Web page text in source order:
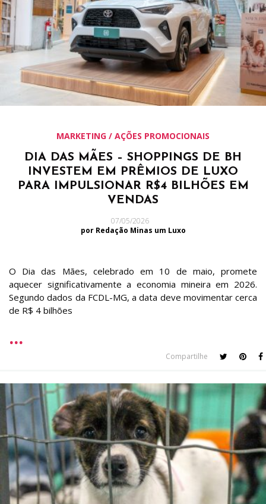
MARKETING / AÇÕES PROMOCIONAIS
DIA DAS MÃES – SHOPPINGS DE BH
INVESTEM EM PRÊMIOS DE LUXO
PARA IMPULSIONAR R$4 BILHÕES EM
VENDAS
07/05/2026
por Redação Minas um Luxo
O Dia das Mães, celebrado em 10 de maio, promete
aquecer significativamente a economia mineira em 2026.
Segundo dados da FCDL-MG, a data deve movimentar cerca
de R$ 4 bilhões
Compartilhe